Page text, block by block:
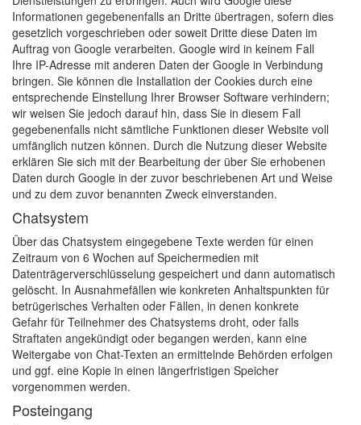
Informationen gegebenenfalls an Dritte übertragen, sofern dies
gesetzlich vorgeschrieben oder soweit Dritte diese Daten im
Auftrag von Google verarbeiten. Google wird in keinem Fall
Ihre IP-Adresse mit anderen Daten der Google in Verbindung
bringen. Sie können die Installation der Cookies durch eine
entsprechende Einstellung Ihrer Browser Software verhindern;
wir weisen Sie jedoch darauf hin, dass Sie in diesem Fall
gegebenenfalls nicht sämtliche Funktionen dieser Website voll
umfänglich nutzen können. Durch die Nutzung dieser Website
erklären Sie sich mit der Bearbeitung der über Sie erhobenen
Daten durch Google in der zuvor beschriebenen Art und Weise
und zu dem zuvor benannten Zweck einverstanden.
Chatsystem
Über das Chatsystem eingegebene Texte werden für einen
Zeitraum von 6 Wochen auf Speichermedien mit
Datenträgerverschlüsselung gespeichert und dann automatisch
gelöscht. In Ausnahmefällen wie konkreten Anhaltspunkten für
betrügerisches Verhalten oder Fällen, in denen konkrete
Gefahr für Teilnehmer des Chatsystems droht, oder falls
Straftaten angekündigt oder begangen werden, kann eine
Weitergabe von Chat-Texten an ermittelnde Behörden erfolgen
und ggf. eine Kopie in einen längerfristigen Speicher
vorgenommen werden.
Posteingang